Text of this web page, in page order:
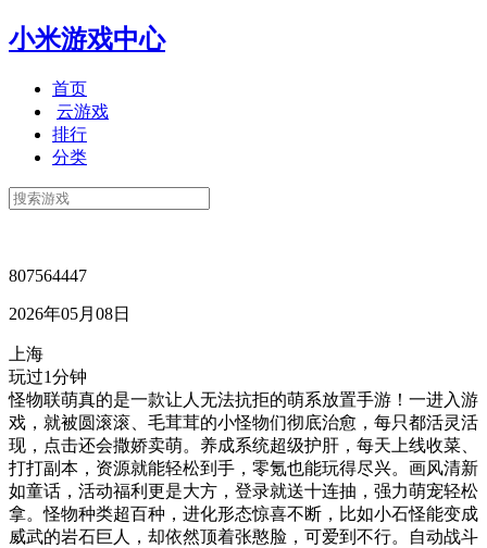
小米游戏中心
首页
云游戏
排行
分类
807564447
2026年05月08日
上海
玩过1分钟
怪物联萌真的是一款让人无法抗拒的萌系放置手游！一进入游
戏，就被圆滚滚、毛茸茸的小怪物们彻底治愈，每只都活灵活
现，点击还会撒娇卖萌。养成系统超级护肝，每天上线收菜、
打打副本，资源就能轻松到手，零氪也能玩得尽兴。画风清新
如童话，活动福利更是大方，登录就送十连抽，强力萌宠轻松
拿。怪物种类超百种，进化形态惊喜不断，比如小石怪能变成
威武的岩石巨人，却依然顶着张憨脸，可爱到不行。自动战斗